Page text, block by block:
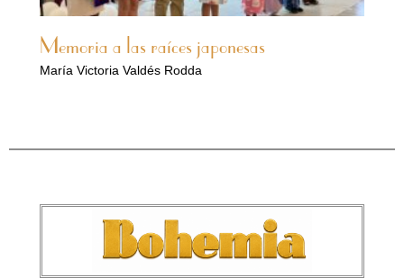
Memoria a las raíces japonesas
María Victoria Valdés Rodda